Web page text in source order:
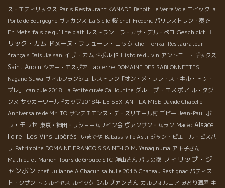
ス・エティリックス Paris Restaurant KANADE Benoit Le Verre Vole ロイック la
Porte de Bourgogne ヴァカンス La Sicile 桜 chef Frederic パリレストラン・奏で
En Mets fais ce qu'il te plait レストラン ラ・カサ・デル・ぺロ Geschickt エ
リック・カム ドメーヌ・プリューレ・ロック chef Torikai Restaurateur
français Daisuke san イヴ・カムドボルド Histoire du vin アントニー・ギックス
Saint Aubin ツアー・エスポア Lapierre DOMAINE DES SABLONNETTES
Nagano Suwa ヴィルフランシュ レストラン「オン・メ・フレ・ス・キル・トゥ・
プレ」
canicule 2018 La Petite cuvée Cailloutine グループ・エスポア ル・タジ
ンヌ サッカーワールドカップ2018年 LE SEXTANT LA MISE Davide Chapelle
Anniversaire de Mr ITO サンテチエンヌ・デ・ズリエール村 ゴビー Jean-Paul ボ
ワ・モワセ 東京・神田・リショームワイン会 ヴァンサン・ムラン Macéo Alsace
Foire "Les Vins Libérés" いまでや Babass ville Asti ジャン・ピエール・ビスパ
リ Patrimoine DOMAINE FRANCOIS SAINT-LO M. Yanaginuma アキ子さん
Mathieu et Marion Tours de Groupe STC 勝山さん パリの夜 フィリップ・ジ
ャンボン chef Julianne A Chacun sa bulle 2016 Chateau Restignac バティス
ト・クザン トゥルイヤス ルイック シルヴァンさん カルフォルニア みどり酒屋 キ